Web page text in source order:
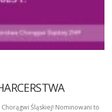
Śląskiej! Nominowani to